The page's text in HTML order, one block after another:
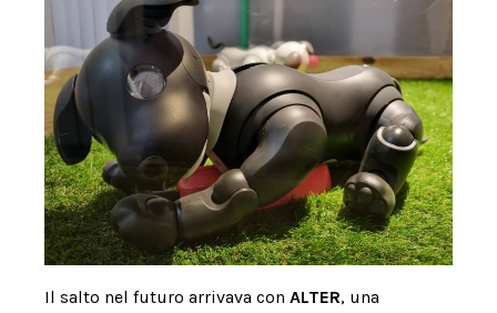
Il salto nel futuro arrivava con ALTER, una